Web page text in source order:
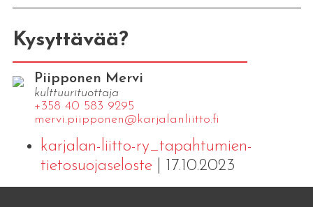
Kysyttävää?
Piipponen Mervi
kulttuurituottaja
+358 40 583 9295
mervi.​piipponen@​kar​jala​nlii​tto.​fi
karjalan-liitto-ry_tapahtumien-
tietosuojaseloste| 17.10.2023